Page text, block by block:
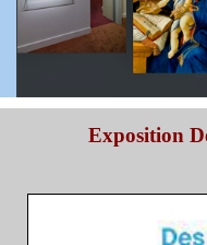
Exposition